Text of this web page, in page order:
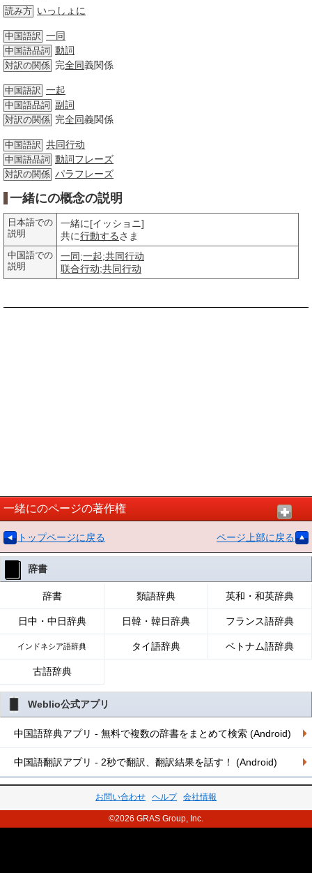
読み方 いっしょに
中国語訳 一同
中国語品詞 動詞
対訳の関係 完全同義関係
中国語訳 一起
中国語品詞 副詞
対訳の関係 完全同義関係
中国語訳 共同行动
中国語品詞 動詞フレーズ
対訳の関係 パラフレーズ
一緒にの概念の説明
日本語での
説明
一緒に[イッショニ]
共に行動するさま
中国語での
説明
一同;一起;共同行动
联合行动;共同行动
一緒にのページの著作権
トップページに戻る ページ上部に戻る
辞書
辞書 類語辞典 英和・和英辞典
日中・中日辞典 日韓・韓日辞典 フランス語辞典
インドネシア語辞典 タイ語辞典 ベトナム語辞典
古語辞典
Weblio公式アプリ
中国語辞典アプリ - 無料で複数の辞書をまとめて検索 (Android)
中国語翻訳アプリ - 2秒で翻訳、翻訳結果を話す！ (Android)
お問い合わせ ヘルプ 会社情報
©2026 GRAS Group, Inc.